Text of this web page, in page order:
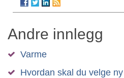
Andre innlegg
Varme
Hvοrdan skal du velge